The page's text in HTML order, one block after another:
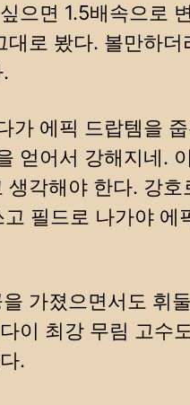
으면 1.5배속으로
로 봤다. 볼만하더
가 에픽 드랍템을
얻어서 강해지네.
각해야 한다. 강호
필드로 나가야 에
가졌으면서도 휘
이 최강 무림 고수
.